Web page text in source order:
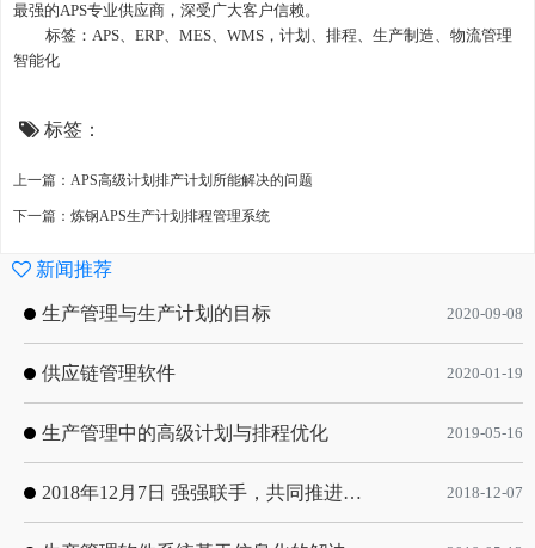
最强的APS专业供应商，深受广大客户信赖。
标签： APS、ERP、MES、WMS，计划、排程、生产制造、物流管理
智能化
标签：
上一篇：APS高级计划排产计划所能解决的问题
下一篇：炼钢APS生产计划排程管理系统
新闻推荐
生产管理与生产计划的目标 2020-09-08
供应链管理软件 2020-01-19
生产管理中的高级计划与排程优化 2019-05-16
2018年12月7日 强强联手，共同推进电子器件领域APS应用典范 风华高科生产自动化工业互联网应用项目-APS项目启动会 2018-12-07